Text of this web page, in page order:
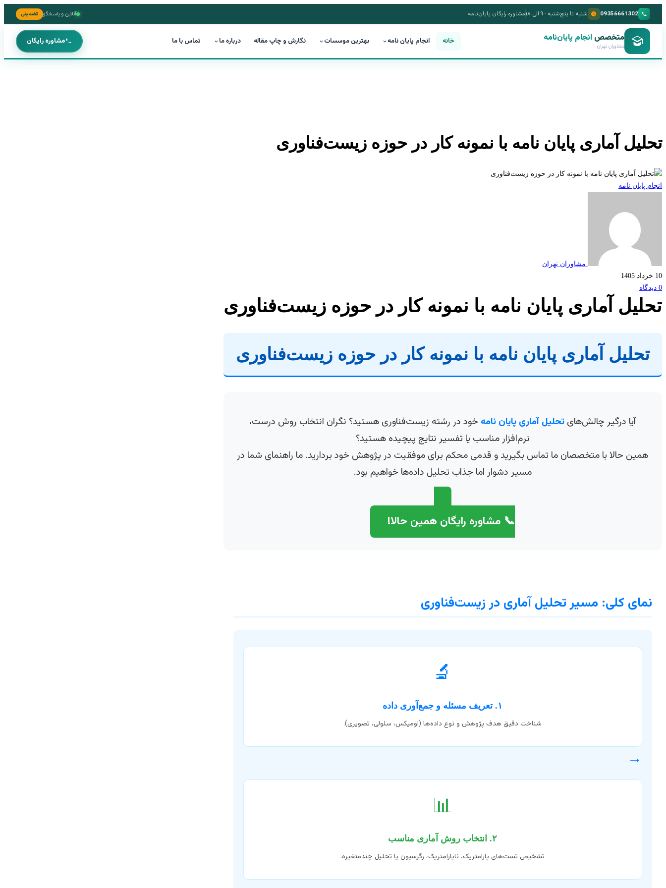
09356661302 شنبه تا پنج‌شنبه · ۹ الی ۱۸ مشاوره رایگان پایان‌نامه آنلاین و پاسخگو تضمینی
متخصص انجام پایان‌نامه
مشاوران تهران خانه انجام پایان نامه بهترین موسسات نگارش و چاپ مقاله درباره ما تماس با ما مشاوره رایگان
تحلیل آماری پایان نامه با نمونه کار در حوزه زیست‌فناوری
انجام پایان نامه
مشاوران تهران
10 خرداد 1405
0 دیدگاه
تحلیل آماری پایان نامه با نمونه کار در حوزه زیست‌فناوری
تحلیل آماری پایان نامه با نمونه کار در حوزه زیست‌فناوری
آیا درگیر چالش‌های تحلیل آماری پایان نامه خود در رشته زیست‌فناوری هستید؟ نگران انتخاب روش درست،
نرم‌افزار مناسب یا تفسیر نتایج پیچیده هستید؟
همین حالا با متخصصان ما تماس بگیرید و قدمی محکم برای موفقیت در پژوهش خود بردارید. ما راهنمای شما در
مسیر دشوار اما جذاب تحلیل داده‌ها خواهیم بود.
📞 مشاوره رایگان همین حالا!
نمای کلی: مسیر تحلیل آماری در زیست‌فناوری
🔬
۱. تعریف مسئله و جمع‌آوری داده
شناخت دقیق هدف پژوهش و نوع داده‌ها (اومیکس، سلولی، تصویری).
→
📊
۲. انتخاب روش آماری مناسب
تشخیص تست‌های پارامتریک، ناپارامتریک، رگرسیون یا تحلیل چندمتغیره.